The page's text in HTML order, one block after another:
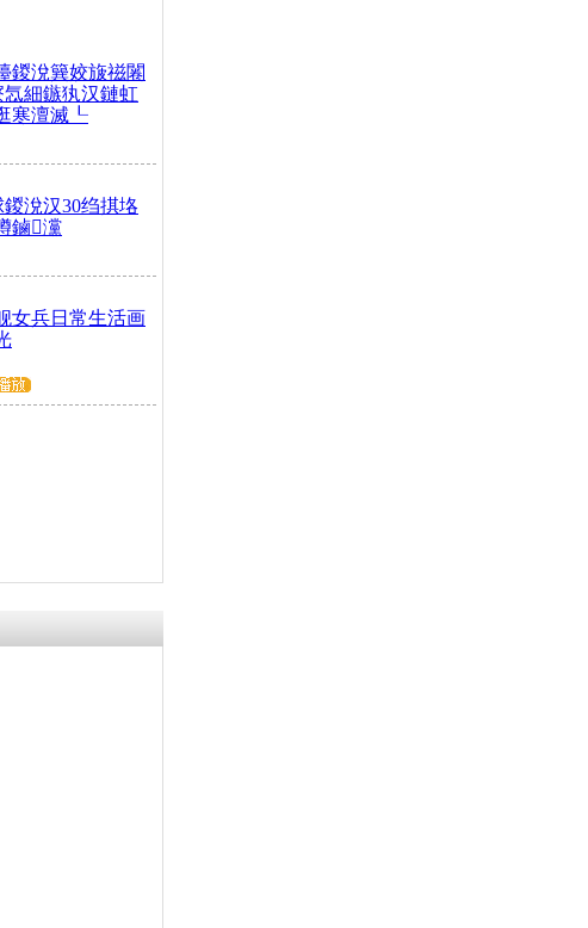
鍐涗簨姣旇禌闂
忥細鏃犱汉鏈虹
寒澶滅┖
涗汉30绉掑垎
鏀灙
女兵日常生活画